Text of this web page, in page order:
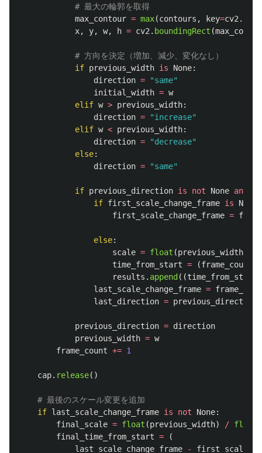
max_contour = max(contours , key=cv2.
x, y, w, h = cv2. boundingRect (
if previous_width is None:
direction = "same"
initial_width = w
elif w > previous_width:
direction = "increase"
elif w < previous_width:
direction = "decrease"
else:
direction = "same"
if previous_direction is not None and
if first_scale_change_frame is None
first_scale_change_frame =
else:
scale = float (previous_width
time_from_start = (frame_count
results . append ((time_from_start
last_scale_change_frame =
last_direction = previous_direction
previous_direction = direction
previous_width = w
frame_count += 1
cap. release()
if last_scale_change_frame is not None:
final_scale = float (previous_width) / float
final_time_from_start =
(
last_scale_change_frame
-